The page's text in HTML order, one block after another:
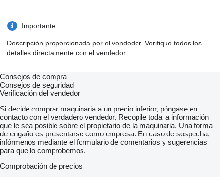
Importante
Descripción proporcionada por el vendedor. Verifique todos los
detalles directamente con el vendedor.
Consejos de compra
Consejos de seguridad
Verificación del vendedor
Si decide comprar maquinaria a un precio inferior, póngase en
contacto con el verdadero vendedor. Recopile toda la información
que le sea posible sobre el propietario de la maquinaria. Una forma
de engaño es presentarse como empresa. En caso de sospecha,
infórmenos mediante el formulario de comentarios y sugerencias
para que lo comprobemos.
Comprobación de precios